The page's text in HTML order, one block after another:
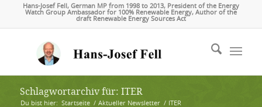
Hans-Josef Fell, German MP from 1998 to 2013, President of the Energy
Watch Group Ambassador for 100% Renewable Energy, Author of the
draft Renewable Energy Sources Act
Schlagwortarchiv für: ITER
Du bist hier: Startseite / Aktueller Newsletter / ITER